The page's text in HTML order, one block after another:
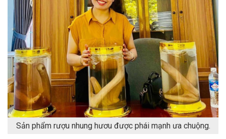
Sản phẩm rượu nhung hươu được phái mạnh ưa chuộng.